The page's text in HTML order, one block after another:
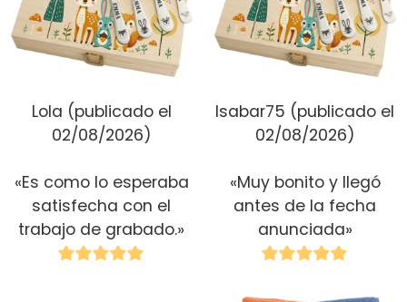
Lola (publicado el
02/08/2026)
«Es como lo esperaba
satisfecha con el
trabajo de grabado.»
Isabar75 (publicado el
02/08/2026)
«Muy bonito y llegó
antes de la fecha
anunciada»